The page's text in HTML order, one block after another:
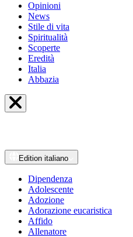
Opinioni
News
Stile di vita
Spiritualità
Scoperte
Eredità
Italia
Abbazia
Edition italiano
Dipendenza
Adolescente
Adozione
Adorazione eucaristica
Affido
Allenatore